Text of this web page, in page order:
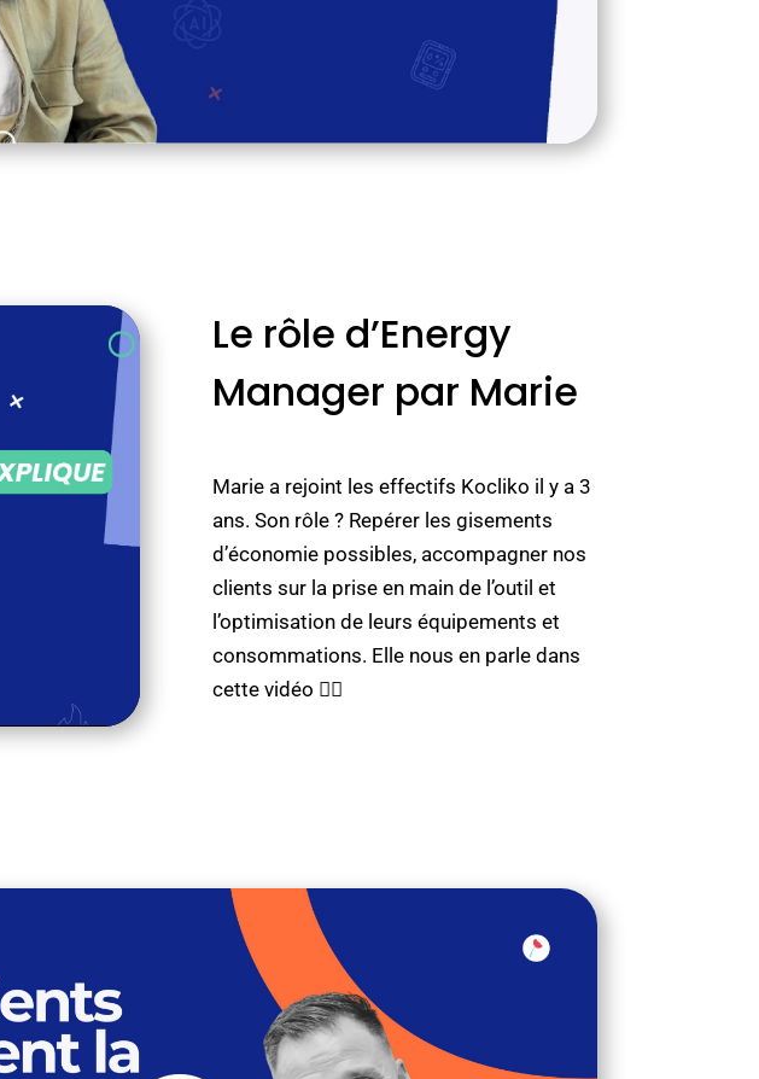
Le rôle d’Energy
Manager par Marie
Marie a rejoint les effectifs Kocliko il y a 3
ans. Son rôle ? Repérer les gisements
d’économie possibles, accompagner nos
clients sur la prise en main de l’outil et
l’optimisation de leurs équipements et
consommations. Elle nous en parle dans
cette vidéo 👈🏼